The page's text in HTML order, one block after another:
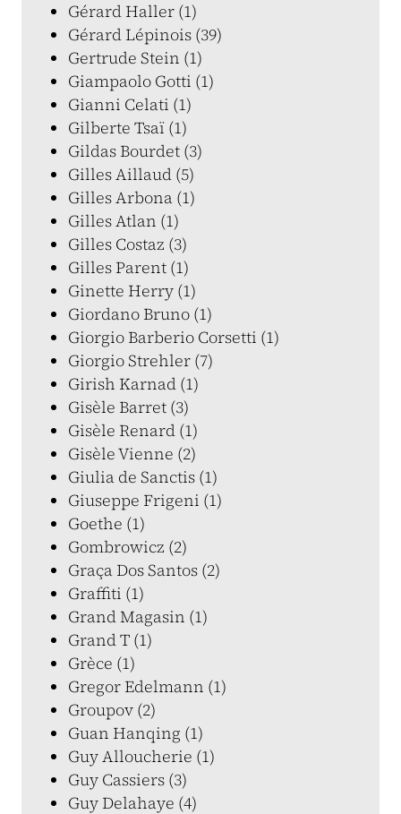
Gérard Haller (1)
Gérard Lépinois (39)
Gertrude Stein (1)
Giampaolo Gotti (1)
Gianni Celati (1)
Gilberte Tsaï (1)
Gildas Bourdet (3)
Gilles Aillaud (5)
Gilles Arbona (1)
Gilles Atlan (1)
Gilles Costaz (3)
Gilles Parent (1)
Ginette Herry (1)
Giordano Bruno (1)
Giorgio Barberio Corsetti (1)
Giorgio Strehler (7)
Girish Karnad (1)
Gisèle Barret (3)
Gisèle Renard (1)
Gisèle Vienne (2)
Giulia de Sanctis (1)
Giuseppe Frigeni (1)
Goethe (1)
Gombrowicz (2)
Graça Dos Santos (2)
Graffiti (1)
Grand Magasin (1)
Grand T (1)
Grèce (1)
Gregor Edelmann (1)
Groupov (2)
Guan Hanqing (1)
Guy Alloucherie (1)
Guy Cassiers (3)
Guy Delahaye (4)